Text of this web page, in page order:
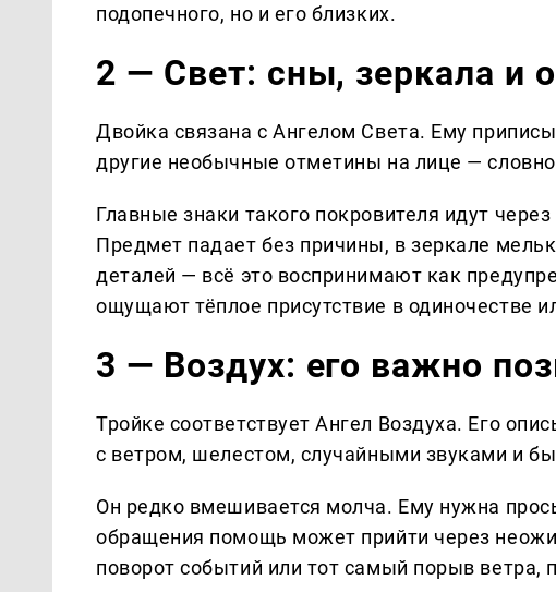
подопечного, но и его близких.
2 — Свет: сны, зеркала и
Двойка связана с Ангелом Света. Ему
другие необычные отметины на лице —
Главные знаки такого покровителя идут
Предмет падает без причины, в зеркале
деталей — всё это воспринимают как
ощущают тёплое присутствие в одиночестве
3 — Воздух: его важно
Тройке соответствует Ангел Воздуха. Его
с ветром, шелестом, случайными звуками и
Он редко вмешивается молча. Ему нужна
обращения помощь может прийти через
поворот событий или тот самый порыв ветра,